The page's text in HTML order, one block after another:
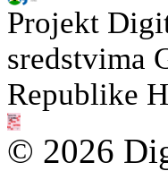
Projekt
sredstvima
Republike
© 2026